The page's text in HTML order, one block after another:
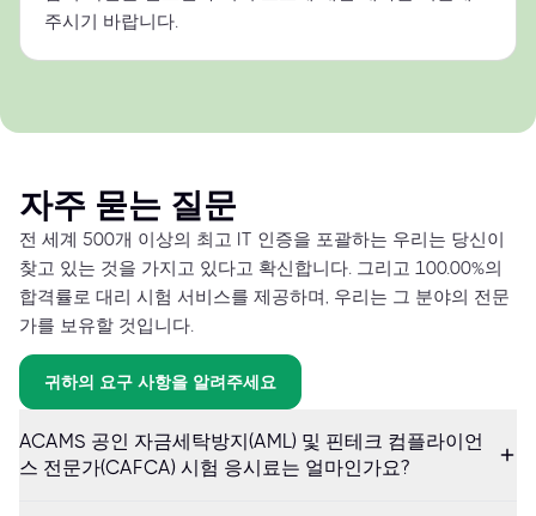
주시기 바랍니다.
자주 묻는 질문
전 세계 500개 이상의 최고 IT 인증을 포괄하는 우리는 당신이
찾고 있는 것을 가지고 있다고 확신합니다. 그리고 100.00%의
합격률로 대리 시험 서비스를 제공하며, 우리는 그 분야의 전문
가를 보유할 것입니다.
귀하의 요구 사항을 알려주세요
ACAMS 공인 자금세탁방지(AML) 및 핀테크 컴플라이언
스 전문가(CAFCA) 시험 응시료는 얼마인가요?